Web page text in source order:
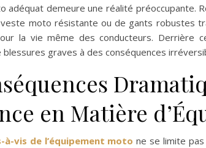
adéquat demeure une réalité préoccupante.
veste moto résistante ou de gants robustes
la vie même des conducteurs. Derrière
blessures graves à des conséquences
en Matière
à-vis de l’équipement moto ne se limite